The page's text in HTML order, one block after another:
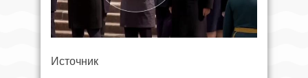
Источник